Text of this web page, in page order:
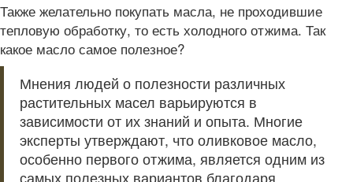
Также желательно покупать масла, не проходившие
тепловую обработку, то есть холодного отжима. Так
какое масло самое полезное?
Мнения людей о полезности различных
растительных масел варьируются в
зависимости от их знаний и опыта. Многие
эксперты утверждают, что оливковое масло,
особенно первого отжима, является одним из
самых полезных вариантов благодаря